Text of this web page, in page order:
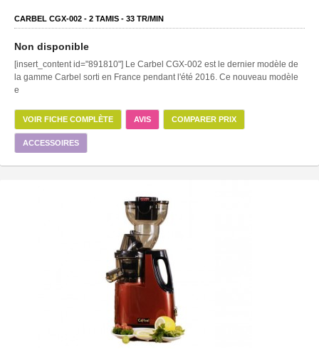
CARBEL CGX-002 - 2 TAMIS - 33 TR/MIN
Non disponible
[insert_content id="891810"] Le Carbel CGX-002 est le dernier modèle de
la gamme Carbel sorti en France pendant l'été 2016. Ce nouveau modèle
e
VOIR FICHE COMPLÈTE AVIS COMPARER PRIX
ACCESSOIRES